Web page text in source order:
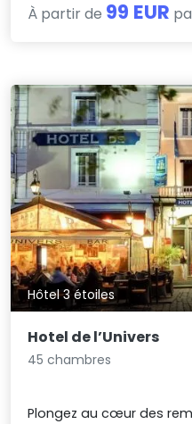
À partir de 99 EUR
Hôtel 3 étoiles
Hotel de l’Univers
45 chambres
Plongez au cœur des